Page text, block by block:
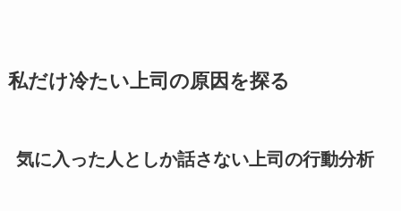
私だけ冷たい上司の原因を探る
気に入った人としか話さない上司の行動分析